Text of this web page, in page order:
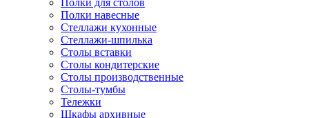
Полки для столов
Полки навесные
Стеллажи кухонные
Стеллажи-шпилька
Столы вставки
Столы кондитерские
Столы производственные
Столы-тумбы
Тележки
Шкафы архивные